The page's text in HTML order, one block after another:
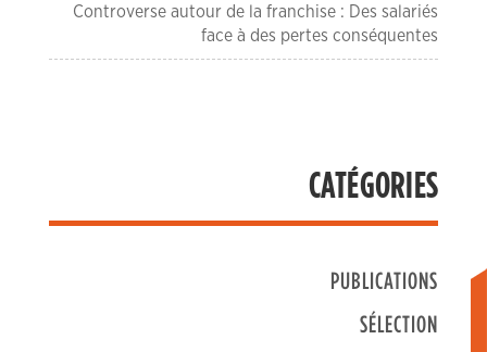
Controverse autour de la franchise : Des salariés
face à des pertes conséquentes
CATÉGORIES
PUBLICATIONS
SÉLECTION